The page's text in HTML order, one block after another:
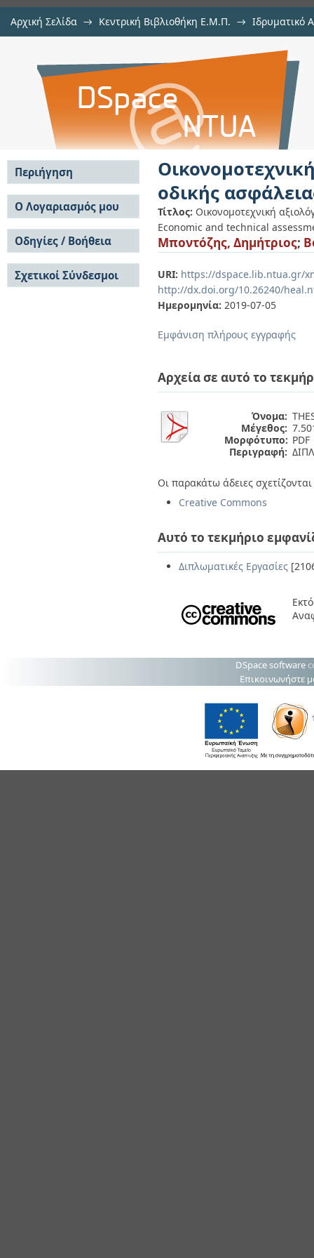
Αρχική Σελίδα → Κεντρική Βιβλιοθήκη Ε.Μ.Π. → Ιδρυματικό
Οικονομοτεχνική αξιολόγηση
σε ισόπεδους κόμβους
οδικής
Τίτλος: Οικονομοτεχνική
Economic and technical
Μποντόζης, Δημήτριος;
URI: https://dspace.lib.ntua.gr/
http://dx.doi.org/10.26240/
Ημερομηνία: 2019-07-05
Εμφάνιση πλήρους εγγραφής
Αρχεία σε αυτό το
Όνομα:
Μέγεθος:
Μορφότυπο: PDF
Περιγραφή:
Οι παρακάτω άδειες
Creative Commons
Αυτό το τεκμήριο
Διπλωματικές Εργασίες
Περιήγηση
Σε όλο το DSpace
Κοινότητες & Συλλογές
Ανά Ημερομηνία
Έκδοσης
Συγγραφείς
Τίτλοι
Θέματα
Ο Λογαριασμός μου
Σύνδεση
Εγγραφή
Οδηγίες / Βοήθεια
Οδηγίες Υποβολής
Οδηγίες Χρήσης ΙΑ
Συχνές Ερωτήσεις
Σχετικοί Σύνδεσμοι
DSpace software
Επικοινωνήστε